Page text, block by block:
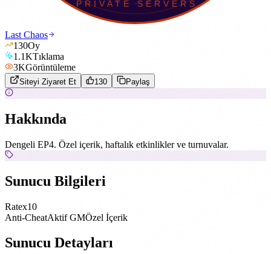
Last Chaos
130Oy
1.1KTıklama
3KGörüntüleme
Siteyi Ziyaret Et 130 Paylaş
Hakkında
Dengeli EP4. Özel içerik, haftalık etkinlikler ve turnuvalar.
Sunucu Bilgileri
Ratex10
Anti-CheatAktif GMÖzel İçerik
Sunucu Detayları